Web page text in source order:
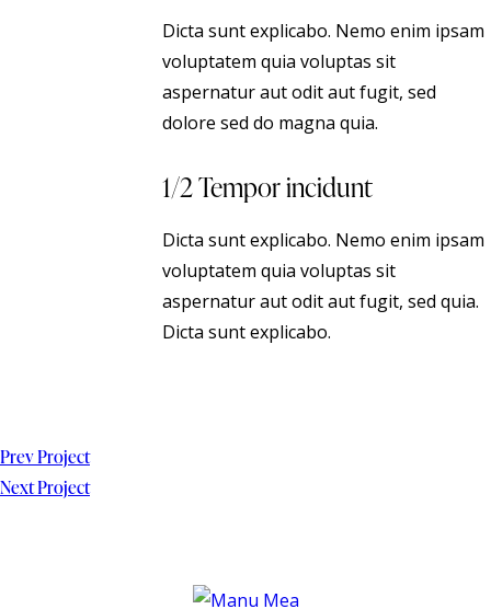
Dicta sunt explicabo. Nemo enim ipsam
voluptatem quia voluptas sit
aspernatur aut odit aut fugit, sed
dolore sed do magna quia.
1/2 Tempor incidunt
Dicta sunt explicabo. Nemo enim ipsam
voluptatem quia voluptas sit
aspernatur aut odit aut fugit, sed quia.
Dicta sunt explicabo.
Prev Project
Next Project